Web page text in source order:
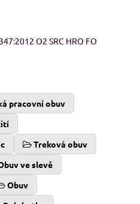
O2 SRC HRO FO
pracovní obuv
Treková obuv
ve slevě
Obuv